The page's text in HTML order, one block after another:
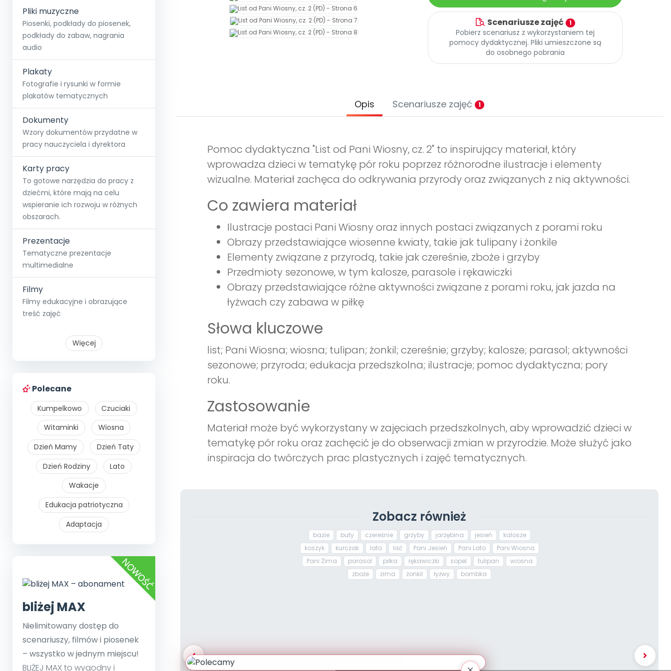
Pliki muzyczne
Piosenki, podkłady do piosenek,
podkłady do zabaw, nagrania
audio
Plakaty
Fotografie i rysunki w formie
plakatów tematycznych
Dokumenty
Wzory dokumentów przydatne w
pracy nauczyciela i dyrektora
Karty pracy
To gotowe narzędzia do pracy z
dziećmi, które mają na celu
wspieranie ich rozwoju w różnych
obszarach.
Prezentacje
Tematyczne prezentacje
multimedialne
Filmy
Filmy edukacyjne i obrazujące
treść zajęć
Więcej
Polecane
Kumpelkowo
Czuciaki
Witaminki
Wiosna
Dzień Mamy
Dzień Taty
Dzień Rodziny
Lato
Wakacje
Edukacja patriotyczna
Adaptacja
bliżej MAX
Nielimitowany dostęp do
scenariuszy, filmów i piosenek
– wszystko w jednym miejscu!
BLIŻEJ MAX to wygodny i
Scenariusze zajęć 1
Pobierz scenariusz z wykorzystaniem tej
pomocy dydaktycznej. Pliki umieszczone są
do osobnego pobrania
Opis Scenariusze zajęć 1
Pomoc dydaktyczna "List od Pani Wiosny, cz. 2" to inspirujący materiał, który
wprowadza dzieci w tematykę pór roku poprzez różnorodne ilustracje i elementy
wizualne. Materiał zachęca do odkrywania przyrody oraz związanych z nią aktywności.
Co zawiera materiał
Ilustracje postaci Pani Wiosny oraz innych postaci związanych z porami roku
Obrazy przedstawiające wiosenne kwiaty, takie jak tulipany i żonkile
Elementy związane z przyrodą, takie jak czereśnie, zboże i grzyby
Przedmioty sezonowe, w tym kalosze, parasole i rękawiczki
Obrazy przedstawiające różne aktywności związane z porami roku, jak jazda na
łyżwach czy zabawa w piłkę
Słowa kluczowe
list; Pani Wiosna; wiosna; tulipan; żonkil; czereśnie; grzyby; kalosze; parasol; aktywności
sezonowe; przyroda; edukacja przedszkolna; ilustracje; pomoc dydaktyczna; pory
roku.
Zastosowanie
Materiał może być wykorzystany w zajęciach przedszkolnych, aby wprowadzić dzieci w
tematykę pór roku oraz zachęcić je do obserwacji zmian w przyrodzie. Może służyć jako
inspiracja do twórczych prac plastycznych i zajęć tematycznych.
Zobacz również
bazie buty czereśnie grzyby jarzębina jesień
kalosze
koszyk
kurczak lato liść Pani Jesień Pani Lato
Pani Wiosna
Pani Zima
parasol piłka rękawiczki sopel tulipan
wiosna
zboże
zima żonkil łyżwy bombka